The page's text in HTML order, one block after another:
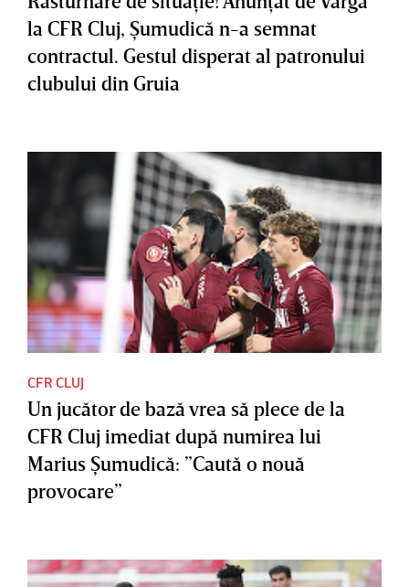
la CFR Cluj, Şumudică n-a semnat
contractul. Gestul disperat al patronului
clubului din Gruia
CFR CLUJ
Un jucător de bază vrea să plece de la
CFR Cluj imediat după numirea lui
Marius Şumudică: ”Caută o nouă
provocare”